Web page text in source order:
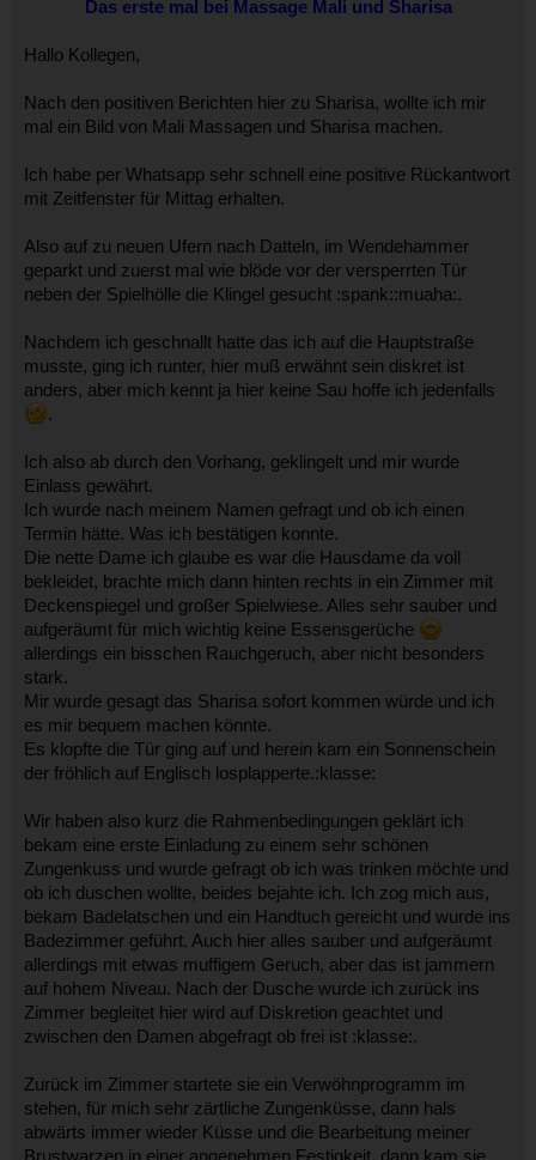
Das erste mal bei Massage Mali und Sharisa
Hallo Kollegen,
Nach den positiven Berichten hier zu Sharisa, wollte ich mir
mal ein Bild von Mali Massagen und Sharisa machen.
Ich habe per Whatsapp sehr schnell eine positive Rückantwort
mit Zeitfenster für Mittag erhalten.
Also auf zu neuen Ufern nach Datteln, im Wendehammer
geparkt und zuerst mal wie blöde vor der versperrten Tür
neben der Spielhölle die Klingel gesucht :spank::muaha:.
Nachdem ich geschnallt hatte das ich auf die Hauptstraße
musste, ging ich runter, hier muß erwähnt sein diskret ist
anders, aber mich kennt ja hier keine Sau hoffe ich jedenfalls
.
Ich also ab durch den Vorhang, geklingelt und mir wurde
Einlass gewährt.
Ich wurde nach meinem Namen gefragt und ob ich einen
Termin hätte. Was ich bestätigen konnte.
Die nette Dame ich glaube es war die Hausdame da voll
bekleidet, brachte mich dann hinten rechts in ein Zimmer mit
Deckenspiegel und großer Spielwiese. Alles sehr sauber und
aufgeräumt für mich wichtig keine Essensgerüche
allerdings ein bisschen Rauchgeruch, aber nicht besonders
stark.
Mir wurde gesagt das Sharisa sofort kommen würde und ich
es mir bequem machen könnte.
Es klopfte die Tür ging auf und herein kam ein Sonnenschein
der fröhlich auf Englisch losplapperte.:klasse:
Wir haben also kurz die Rahmenbedingungen geklärt ich
bekam eine erste Einladung zu einem sehr schönen
Zungenkuss und wurde gefragt ob ich was trinken möchte und
ob ich duschen wollte, beides bejahte ich. Ich zog mich aus,
bekam Badelatschen und ein Handtuch gereicht und wurde ins
Badezimmer geführt. Auch hier alles sauber und aufgeräumt
allerdings mit etwas muffigem Geruch, aber das ist jammern
auf hohem Niveau. Nach der Dusche wurde ich zurück ins
Zimmer begleitet hier wird auf Diskretion geachtet und
zwischen den Damen abgefragt ob frei ist :klasse:.
Zurück im Zimmer startete sie ein Verwöhnprogramm im
stehen, für mich sehr zärtliche Zungenküsse, dann hals
abwärts immer wieder Küsse und die Bearbeitung meiner